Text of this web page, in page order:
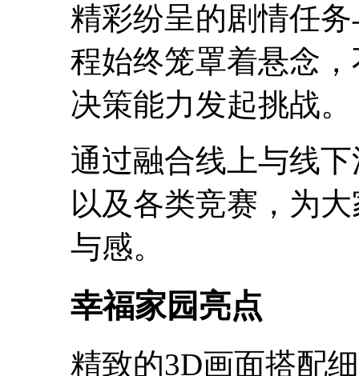
精彩纷呈的剧情任
程始终笼罩着悬念
决策能力发起挑战。
通过融合线上与线
以及各类竞赛，为
与感。
幸福家园亮点
精致的3D画面搭配